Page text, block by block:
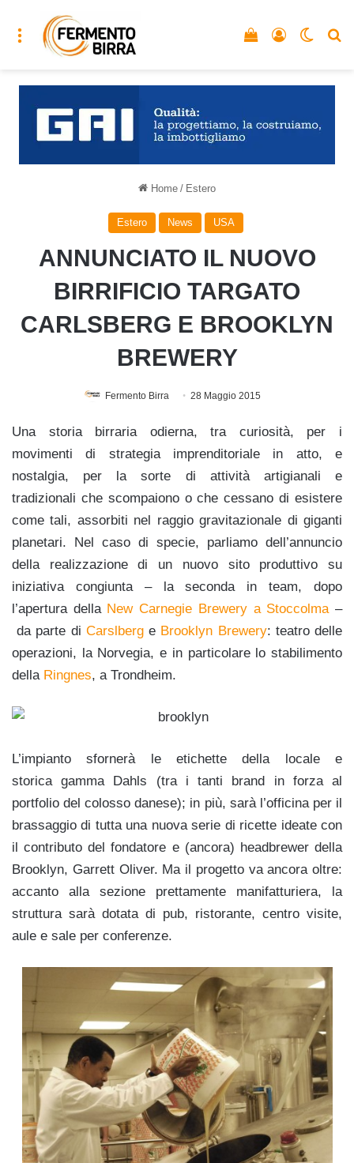
Menu Accedi
Vedi il carrello
Home / Estero
Estero News USA
ANNUNCIATO IL NUOVO
BIRRIFICIO TARGATO
CARLSBERG E BROOKLYN
BREWERY
Fermento Birra 28 Maggio 2015
Una storia birraria odierna, tra curiosità, per i
movimenti di strategia imprenditoriale in atto, e
nostalgia, per la sorte di attività artigianali e
tradizionali che scompaiono o che cessano di esistere
come tali, assorbiti nel raggio gravitazionale di giganti
planetari. Nel caso di specie, parliamo dell’annuncio
della realizzazione di un nuovo sito produttivo su
iniziativa congiunta – la seconda in team, dopo
l’apertura della New Carnegie Brewery a Stoccolma–
da parte di Carslberge Brooklyn Brewery: teatro delle
operazioni, la Norvegia, e in particolare lo stabilimento
della Ringnes, a Trondheim.
L’impianto sfornerà le etichette della locale e
storica gamma Dahls (tra i tanti brand in forza al
portfolio del colosso danese); in più, sarà l’officina per il
brassaggio di tutta una nuova serie di ricette ideate con
il contributo del fondatore e (ancora) headbrewer della
Brooklyn, Garrett Oliver. Ma il progetto va ancora oltre:
accanto alla sezione prettamente manifatturiera, la
struttura sarà dotata di pub, ristorante, centro visite,
aule e sale per conferenze.